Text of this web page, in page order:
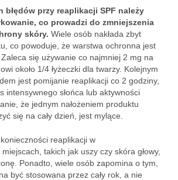
błędów przy reaplikacji SPF należy
co prowadzi do zmniejszenia
skóry. Wiele osób nakłada zbyt
co powoduje, że warstwa ochronna jest
się używanie co najmniej 2 mg na
około 1/4 łyżeczki dla twarzy. Kolejnym
jest pomijanie reaplikacji co 2 godziny,
intensywnego słońca lub aktywności
że jednym nałożeniem produktu
się na cały dzień, jest mylące.
reaplikacji w
takich jak uszy czy skóra głowy,
Ponadto, wiele osób zapomina o tym,
być stosowana przez cały rok, a nie